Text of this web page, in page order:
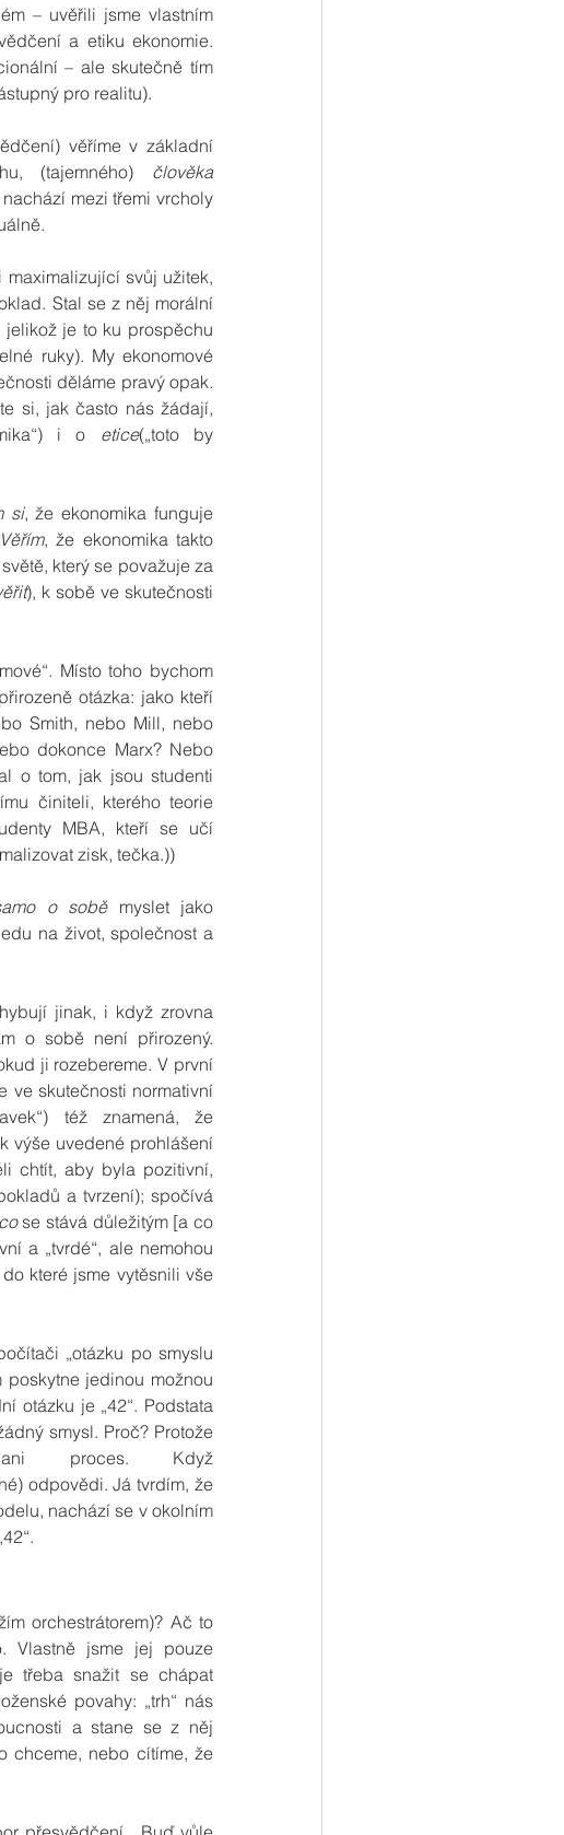
– uvěřili jsme vlastním
a etiku ekonomie.
– ale skutečně tím
pro realitu).
věříme v základní
(tajemného) člověka
mezi třemi vrcholy
svůj užitek,
Stal se z něj morální
jelikož je to ku prospěchu
ruky). My ekonomové
děláme pravý opak.
si, jak často nás žádají,
i o etice(„toto by
si, že ekonomika funguje
Věřím, že ekonomika takto
který se považuje za
), k sobě ve skutečnosti
Místo toho bychom
otázka: jako kteří
Smith, nebo Mill, nebo
dokonce Marx? Nebo
o tom, jak jsou studenti
činiteli, kterého teorie
MBA, kteří se učí
zisk, tečka.))
o sobě myslet jako
na život, společnost a
jinak, i když zrovna
o sobě není přirozený.
ji rozebereme. V první
ve skutečnosti normativní
též znamená, že
výše uvedené prohlášení
chtít, aby byla pozitivní,
a tvrzení); spočívá
co se stává důležitým [a co
a „tvrdé“, ale nemohou
které jsme vytěsnili vše
„otázku po smyslu
jedinou možnou
otázku je „42“. Podstata
smysl. Proč? Protože
ani proces. Když
odpovědi. Já tvrdím, že
nachází se v okolním
orchestrátorem)? Ač to
Vlastně jsme jej pouze
třeba snažit se chápat
povahy: „trh“ nás
a stane se z něj
chceme, nebo cítíme, že